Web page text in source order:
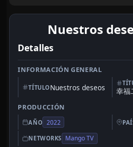
Nuestros
Detalles
INFORMACIÓN GENERAL
TÍTULONuestros deseos 幸福
PRODUCCIÓN
AÑO 2022
NETWORKS Mango TV